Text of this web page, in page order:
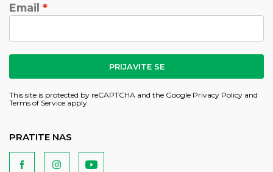
Email
PRIJAVITE SE
This site is protected by reCAPTCHA and the Google Privacy Policy and
Terms of Service apply.
PRATITE NAS